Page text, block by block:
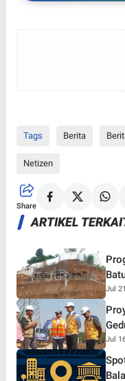
Tags Berita
Netizen
Share
ARTIKEL
Jul
Jul